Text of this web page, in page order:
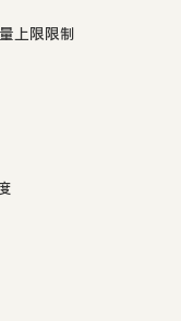
上限限制